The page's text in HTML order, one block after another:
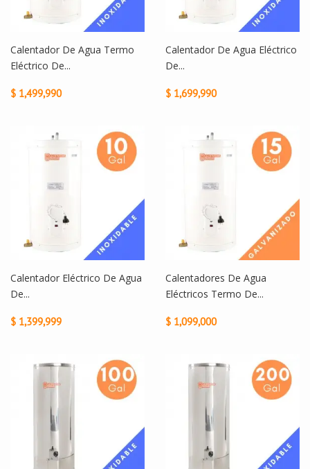
Calentador De Agua Termo
Eléctrico De...
$ 1,499,990
Calentador De Agua Eléctrico
De...
$ 1,699,990
Calentador Eléctrico De Agua
De...
$ 1,399,999
Calentadores De Agua
Eléctricos Termo De...
$ 1,099,000